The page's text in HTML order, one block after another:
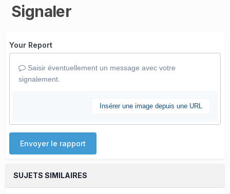
Signaler
Your Report
Saisir éventuellement un message avec votre
signalement.
Insérer une image depuis une URL
Envoyer le rapport
SUJETS SIMILAIRES